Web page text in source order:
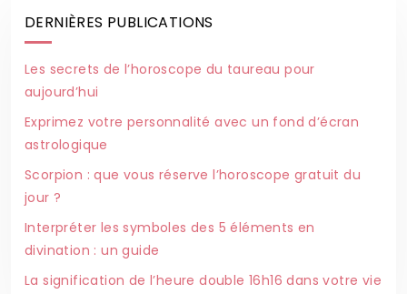
DERNIÈRES PUBLICATIONS
Les secrets de l’horoscope du taureau pour
aujourd’hui
Exprimez votre personnalité avec un fond d’écran
astrologique
Scorpion : que vous réserve l’horoscope gratuit du
jour ?
Interpréter les symboles des 5 éléments en
divination : un guide
La signification de l’heure double 16h16 dans votre vie